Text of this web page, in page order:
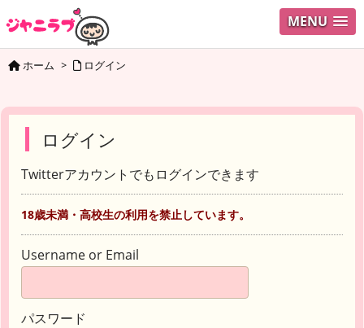
MENU
ホーム > ログイン
ログイン
Twitterアカウントでもログインできます
18歳未満・高校生の利用を禁止しています。
Username or Email
パスワード